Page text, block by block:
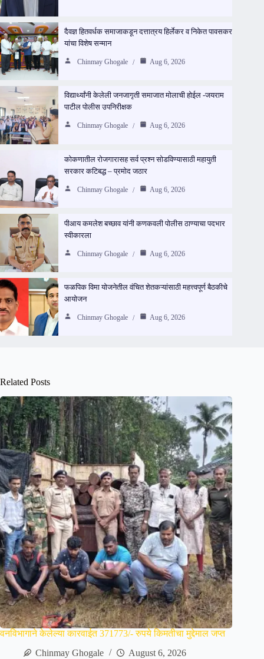
दैवज्ञ हितवर्धक समाजाकडून दत्तात्रय हिर्लेकर व निकेत पावसकर
यांचा विशेष सन्मान
Chinmay Ghogale Aug 6, 2026
विद्यार्थ्यांनी केलेली जनजागृती समाजात मोलाची होईल -जयराम
पाटील पोलीस उपनिरीक्षक
Chinmay Ghogale Aug 6, 2026
कोकणातील रोजगारासह सर्व प्रश्न सोडविण्यासाठी महायुती
सरकार कटिबद्ध – प्रमोद जठार
Chinmay Ghogale Aug 6, 2026
पीआय कमलेश बच्छाव यांनी कणकवली पोलीस ठाण्याचा पदभार
स्वीकारला
Chinmay Ghogale Aug 6, 2026
फळपिक विमा योजनेतील वंचित शेतकऱ्यांसाठी महत्त्वपूर्ण बैठकीचे
आयोजन
Chinmay Ghogale Aug 6, 2026
Related Posts
वनविभागाने केलेल्या कारवाईत 371773/- रुपये किमतीचा मुद्देमाल जप्त
Chinmay Ghogale
August 6, 2026